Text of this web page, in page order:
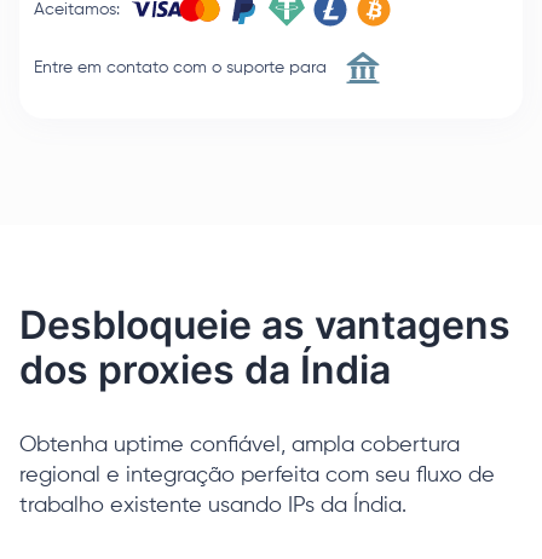
Aceitamos:
Entre em contato com o suporte para
Desbloqueie as vantagens
dos proxies da Índia
Obtenha uptime confiável, ampla cobertura
regional e integração perfeita com seu fluxo de
trabalho existente usando IPs da Índia.